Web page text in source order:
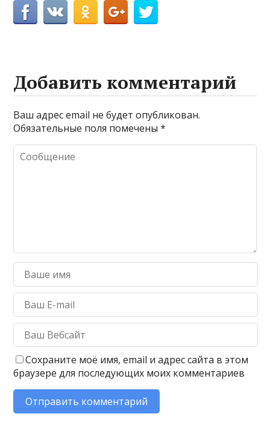
Добавить комментарий
Ваш адрес email не будет опубликован.
Обязательные поля помечены*
Сохраните моё имя, email и адрес сайта в этом
браузере для последующих моих комментариев